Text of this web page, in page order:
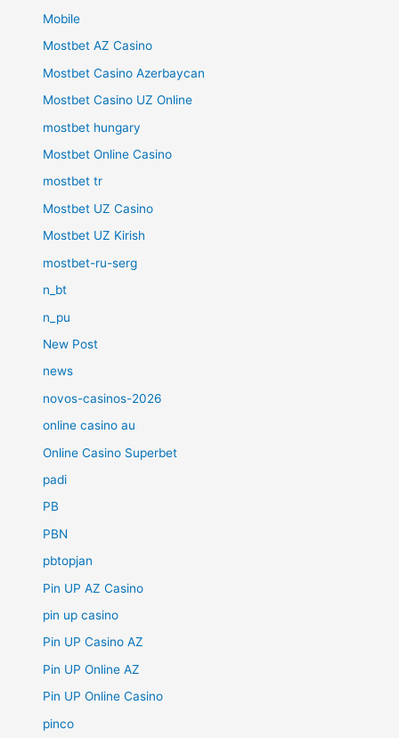
Mobile
Mostbet AZ Casino
Mostbet Casino Azerbaycan
Mostbet Casino UZ Online
mostbet hungary
Mostbet Online Casino
mostbet tr
Mostbet UZ Casino
Mostbet UZ Kirish
mostbet-ru-serg
n_bt
n_pu
New Post
news
novos-casinos-2026
online casino au
Online Casino Superbet
padi
PB
PBN
pbtopjan
Pin UP AZ Casino
pin up casino
Pin UP Casino AZ
Pin UP Online AZ
Pin UP Online Casino
pinco